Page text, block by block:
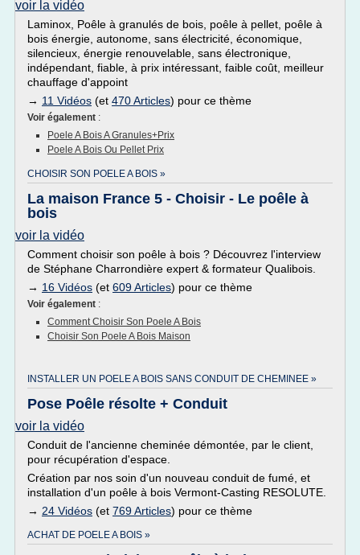
voir la vidéo
Laminox, Poêle à granulés de bois, poêle à pellet, poêle à
bois énergie, autonome, sans électricité, économique,
silencieux, énergie renouvelable, sans électronique,
indépendant, fiable, à prix intéressant, faible coût, meilleur
chauffage d'appoint
→ 11 Vidéos (et 470 Articles) pour ce thème
Voir également :
Poele A Bois A Granules+prix
Poele A Bois Ou Pellet Prix
CHOISIR SON POELE A BOIS »
La maison France 5 - Choisir - Le poêle à
bois
voir la vidéo
Comment choisir son poêle à bois ? Découvrez l'interview
de Stéphane Charrondière expert & formateur Qualibois.
→ 16 Vidéos (et 609 Articles) pour ce thème
Voir également :
Comment Choisir Son Poele A Bois
Choisir Son Poele A Bois Maison
INSTALLER UN POELE A BOIS SANS CONDUIT DE CHEMINEE »
Pose Poêle résolte + Conduit
voir la vidéo
Conduit de l'ancienne cheminée démontée, par le client,
pour récupération d'espace.
Création par nos soin d'un nouveau conduit de fumé, et
installation d'un poêle à bois Vermont-Casting RESOLUTE.
→ 24 Vidéos (et 769 Articles) pour ce thème
ACHAT DE POELE A BOIS »